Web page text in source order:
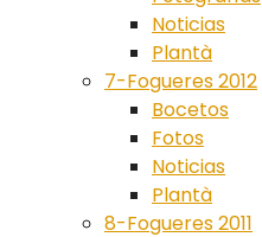
Noticias
Plantà
7-Fogueres 2012
Bocetos
Fotos
Noticias
Plantà
8-Fogueres 2011